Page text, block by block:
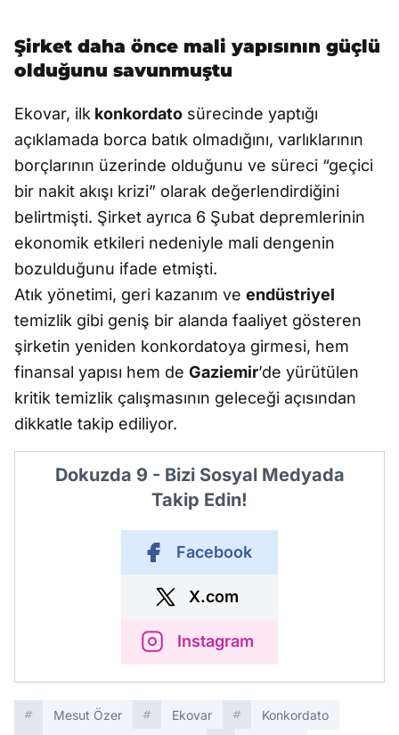
Şirket daha önce mali yapısının güçlü
olduğunu savunmuştu
Ekovar, ilk konkordato sürecinde yaptığı
açıklamada borca batık olmadığını, varlıklarının
borçlarının üzerinde olduğunu ve süreci “geçici
bir nakit akışı krizi” olarak değerlendirdiğini
belirtmişti. Şirket ayrıca 6 Şubat depremlerinin
ekonomik etkileri nedeniyle mali dengenin
bozulduğunu ifade etmişti.
Atık yönetimi, geri kazanım ve endüstriyel
temizlik gibi geniş bir alanda faaliyet gösteren
şirketin yeniden konkordatoya girmesi, hem
finansal yapısı hem de Gaziemir’de yürütülen
kritik temizlik çalışmasının geleceği açısından
dikkatle takip ediliyor.
Dokuzda 9 - Bizi Sosyal Medyada
Takip Edin!
Facebook
X.com
Instagram
Mesut Özer Ekovar
Konkordato